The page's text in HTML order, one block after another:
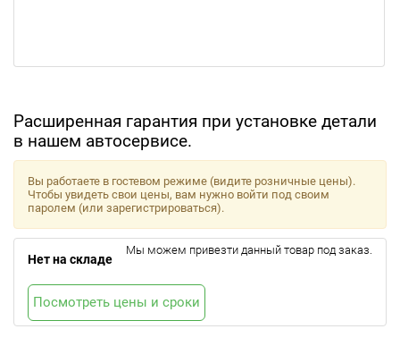
Расширенная гарантия при установке детали
в нашем автосервисе.
Вы работаете в гостевом режиме (видите розничные цены).
Чтобы увидеть свои цены, вам нужно войти под своим
паролем (или зарегистрироваться).
Нет на складе
Мы можем привезти данный товар под заказ.
Посмотреть цены и сроки